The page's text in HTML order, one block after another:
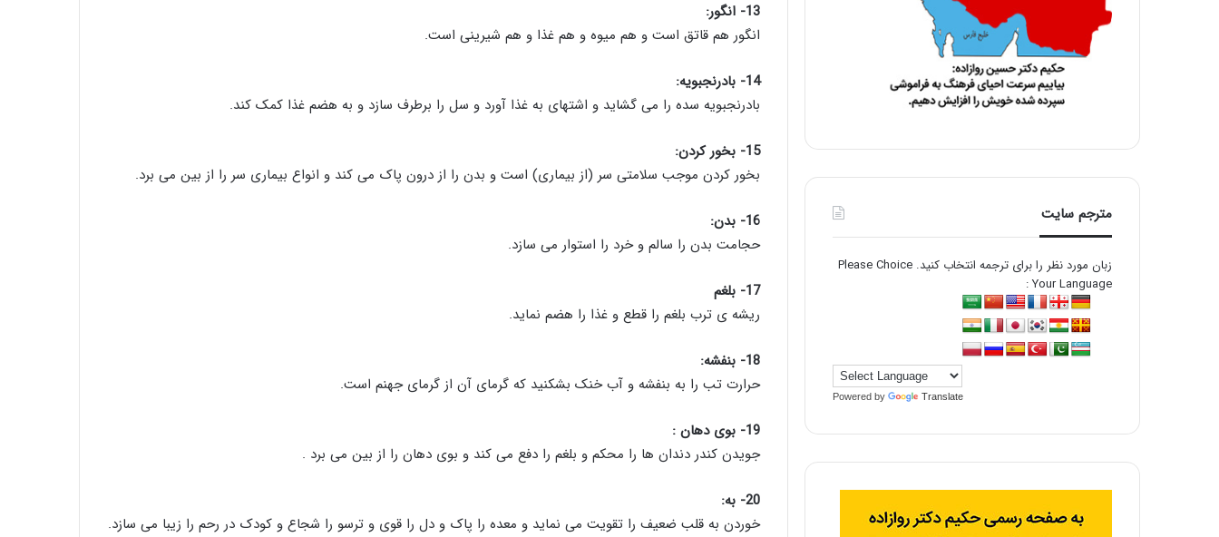
13- انگور:
انگور هم قاتق است و هم میوه و هم غذا و هم شیرینی است.
14- بادرنجبویه:
بادرنجبویه سده را می گشاید و اشتهای به غذا آورد و سل را برطرف سازد و به هضم غذا کمک کند.
15- بخور کردن:
بخور کردن موجب سلامتی سر (از بیماری) است و بدن را از درون پاک می کند و انواع بیماری سر را از بین می برد.
16- بدن:
حجامت بدن را سالم و خرد را استوار می سازد.
17- بلغم
ریشه ی ترب بلغم را قطع و غذا را هضم نماید.
18- بنفشه:
حرارت تب را به بنفشه و آب خنک بشکنید که گرمای آن از گرمای جهنم است.
19- بوی دهان :
جویدن کندر دندان ها را محکم و بلغم را دفع می کند و بوی دهان را از بین می برد .
20- به:
خوردن به قلب ضعیف را تقویت می نماید و معده را پاک و دل را قوی و ترسو را شجاع و کودک در رحم را زیبا می سازد.
مترجم سایت
زبان مورد نظر را برای ترجمه انتخاب کنید. Please Choice
Your Language :
Powered by Translate